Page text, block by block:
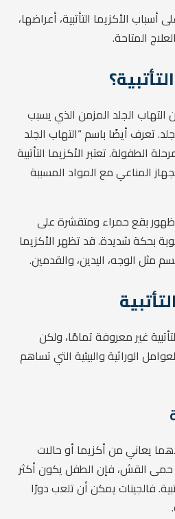
الأكزيما التأتبية، أعراضها،
المتاحة.
التهاب الجلد المزمن الذي يسبب
تعرف أيضًا باسم “التهاب الجلد
الطفولة. تعتبر الأكزيما التأتبية
المناعي مع المواد المسببة
ظهور بقع حمراء ومتقشرة على
بحكة شديدة. قد تظهر الأكزيما
الوجه، اليدين، والقدمين.
غير معروفة تمامًا، ولكن
الوراثية والبيئية التي تساهم
يعاني من أكزيما أو حالات
حمى القش، فإن الطفل يكون أكثر
فالجينات يمكن أن تلعب دورًا